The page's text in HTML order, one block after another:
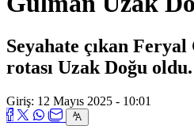
Seyahate çıkan
rotası Uzak Doğu oldu.
Giriş: 12 Mayıs 2025 - 10:01